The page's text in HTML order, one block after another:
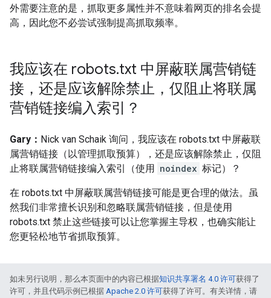
外需要注意的是，抓取更多属性并不意味着网页的排名会提
高，因此您不必尝试强制提高抓取频率。
我应该在 robots.txt 中屏蔽联属营销链
接，还是应该解除禁止，仅阻止将联属
营销链接编入索引？
Gary： Nick van Schaik 询问，我应该在 robots.txt 中屏蔽联
属营销链接（以管理抓取预算），还是应该解除禁止，仅阻
止将联属营销链接编入索引（使用 noindex 标记）？
在 robots.txt 中屏蔽联属营销链接可能是更合理的做法。虽
然我们非常擅长识别和忽略联属营销链接，但是使用
robots.txt 禁止这些链接可以让您掌握主导权，也确实能让
您更轻松地节省抓取预算。
如未另行说明，那么本页面中的内容已根据知识共享署名 4.0 许可获得了
许可，并且代码示例已根据 Apache 2.0 许可获得了许可。有关详情，请